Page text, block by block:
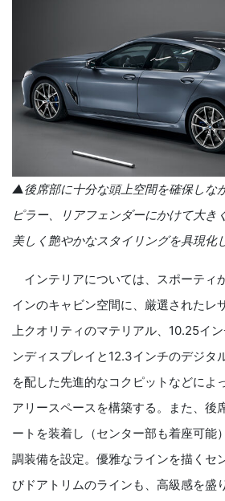
▲後席部に十分な頭上空間を確保しな
ピラー、リアフェンダーにかけて大き
美しく艶やかなスタイリングを具現化
インテリアについては、スポーティ
インのキャビン空間に、厳選されたレ
上クオリティのマテリアル、10.25イ
ンディスプレイと12.3インチのデジタ
を配した先進的なコクピットなどによ
アリースペースを構築する。また、後
ートを装着し（センター部も着座可能
調装備を設定。優雅なラインを描くセ
びドアトリムのラインも、高級感を盛